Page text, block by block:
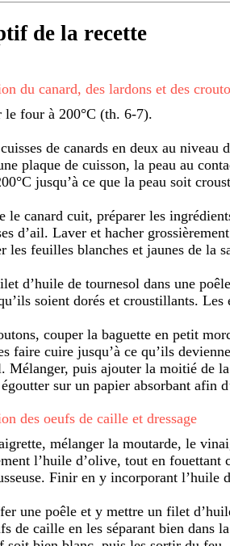
de la recette
du canard, des lardons et des
le four à 200°C (th. 6-7).
de canards en deux au
plaque de cuisson, la peau au
jusqu’à ce que la peau soit
le canard cuit, préparer les
d’ail. Laver et hacher
les feuilles blanches et jaunes de la
d’huile de tournesol dans une
soient dorés et croustillants.
couper la baguette en petit
faire cuire jusqu’à ce qu’ils
Mélanger, puis ajouter la moitié de
sur un papier absorbant afin
des oeufs de caille et dressage
mélanger la moutarde, le
l’huile d’olive, tout en fouettant
Finir en y incorporant l’huile
une poêle et y mettre un filet
de caille en les séparant bien dans